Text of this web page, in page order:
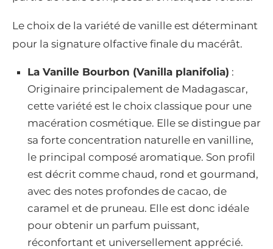
Le choix de la variété de vanille est déterminant
pour la signature olfactive finale du macérât.
La Vanille Bourbon (Vanilla planifolia) :
Originaire principalement de Madagascar,
cette variété est le choix classique pour une
macération cosmétique. Elle se distingue par
sa forte concentration naturelle en vanilline,
le principal composé aromatique. Son profil
est décrit comme chaud, rond et gourmand,
avec des notes profondes de cacao, de
caramel et de pruneau. Elle est donc idéale
pour obtenir un parfum puissant,
réconfortant et universellement apprécié.